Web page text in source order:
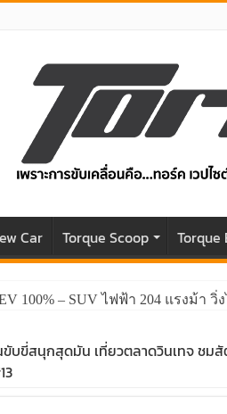
Car Torque Scoop
100% – SUV ไฟฟ้า 204 แรงม้า
ขับขี่สนุกสุดมัน เที่ยวตลาดวินเทจ ชมสั